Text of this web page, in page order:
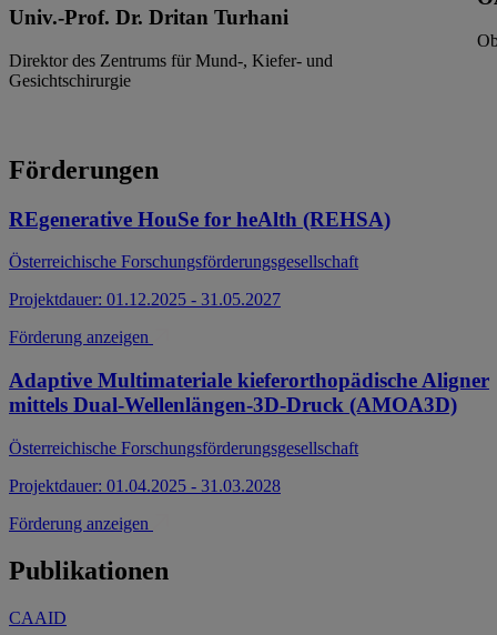
Univ.-Prof. Dr. Dritan Turhani
Direktor des Zentrums für Mund-, Kiefer- und
Gesichtschirurgie
Förderungen
REgenerative HouSe for heAlth (REHSA)
Österreichische Forschungsförderungsgesellschaft
Projektdauer: 01.12.2025 - 31.05.2027
Förderung anzeigen
Adaptive Multimateriale kieferorthopädische Aligner
mittels Dual-Wellenlängen-3D-Druck (AMOA3D)
Österreichische Forschungsförderungsgesellschaft
Projektdauer: 01.04.2025 - 31.03.2028
Förderung anzeigen
Publikationen
CAAID